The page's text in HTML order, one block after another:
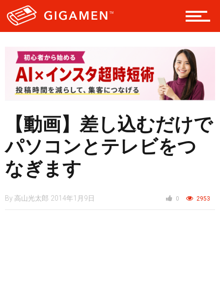
レジャー
ヘルス・健康
スタイル
【動画】差し込むだけで
パソコンとテレビをつ
なぎます
By 高山光太郎 2014年1月9日 0 2953